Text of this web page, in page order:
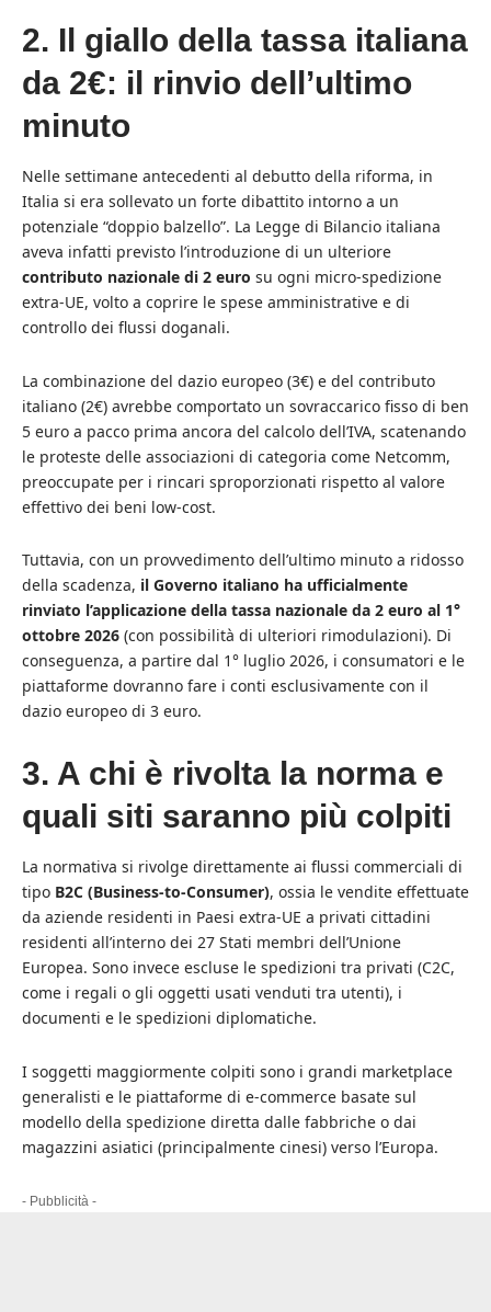
2. Il giallo della tassa italiana
da 2€: il rinvio dell’ultimo
minuto
Nelle settimane antecedenti al debutto della riforma, in
Italia si era sollevato un forte dibattito intorno a un
potenziale “doppio balzello”. La Legge di Bilancio italiana
aveva infatti previsto l’introduzione di un ulteriore
contributo nazionale di 2 euro su ogni micro-spedizione
extra-UE, volto a coprire le spese amministrative e di
controllo dei flussi doganali.
La combinazione del dazio europeo (3€) e del contributo
italiano (2€) avrebbe comportato un sovraccarico fisso di ben
5 euro a pacco prima ancora del calcolo dell’IVA, scatenando
le proteste delle associazioni di categoria come Netcomm,
preoccupate per i rincari sproporzionati rispetto al valore
effettivo dei beni low-cost.
Tuttavia, con un provvedimento dell’ultimo minuto a ridosso
della scadenza, il Governo italiano ha ufficialmente
rinviato l’applicazione della tassa nazionale da 2 euro al 1°
ottobre 2026 (con possibilità di ulteriori rimodulazioni). Di
conseguenza, a partire dal 1° luglio 2026, i consumatori e le
piattaforme dovranno fare i conti esclusivamente con il
dazio europeo di 3 euro.
3. A chi è rivolta la norma e
quali siti saranno più colpiti
La normativa si rivolge direttamente ai flussi commerciali di
tipo B2C (Business-to-Consumer), ossia le vendite effettuate
da aziende residenti in Paesi extra-UE a privati cittadini
residenti all’interno dei 27 Stati membri dell’Unione
Europea. Sono invece escluse le spedizioni tra privati (C2C,
come i regali o gli oggetti usati venduti tra utenti), i
documenti e le spedizioni diplomatiche.
I soggetti maggiormente colpiti sono i grandi marketplace
generalisti e le piattaforme di e-commerce basate sul
modello della spedizione diretta dalle fabbriche o dai
magazzini asiatici (principalmente cinesi) verso l’Europa.
- Pubblicità -